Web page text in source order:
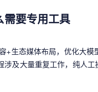
要专用工具
+生态媒体布局，优化大
及大量重复工作，纯人工